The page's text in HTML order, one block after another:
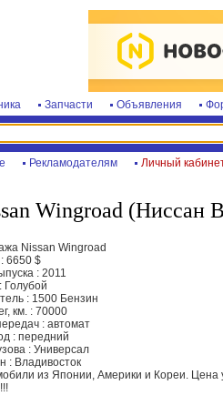
Запчасти Объявления
Рекламодателям Личный
Wingroad (Ниссан
Nissan Wingroad
6650 $
: 2011
Голубой
: 1500 Бензин
км. : 70000
: автомат
: передний
: Универсал
: Владивосток
из Японии, Америки и Кореи. Цена